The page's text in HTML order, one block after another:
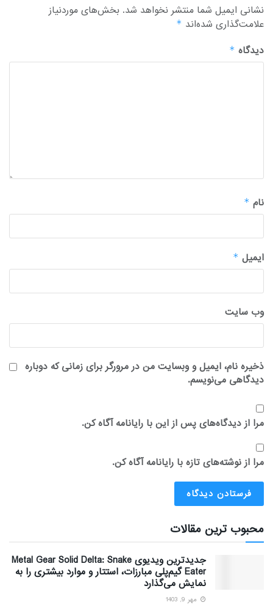
نشانی ایمیل شما منتشر نخواهد شد. بخش‌های موردنیاز
علامت‌گذاری شده‌اند *
دیدگاه *
نام *
ایمیل *
وب‌ سایت
ذخیره نام، ایمیل و وبسایت من در مرورگر برای زمانی که دوباره
دیدگاهی می‌نویسم.
مرا از دیدگاه‌های پس از این با رایانامه آگاه کن.
مرا از نوشته‌های تازه با رایانامه آگاه کن.
محبوب ترین مقالات
جدیدترین ویدیوی Metal Gear Solid Delta: Snake
Eater گیم‌پلی مبارزات، استتار و موارد بیشتری را به
نمایش می‌گذارد
مهر 9, 1403